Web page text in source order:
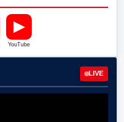
▶
YouTube
LIVE